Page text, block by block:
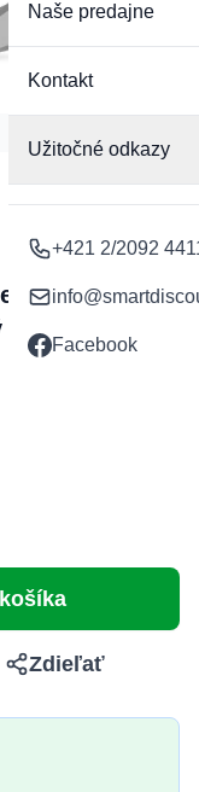
Naše predajne
Kontakt
Užitočné odkazy
+421 2/2092
Facebook
držiak /
Zdieľať